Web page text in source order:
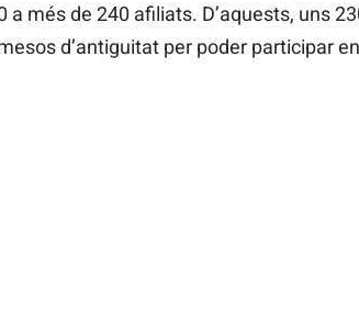
a més de 240 afiliats. D’aquests, uns
d’antiguitat per poder participar